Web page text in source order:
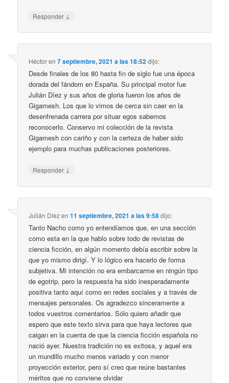
Responder ↓
Héctoren7 septiembre, 2021 a las 18:52dijo:
Desde finales de los 80 hasta fin de siglo fue una época
dorada del fándom en España. Su principal motor fue
Julián Díez y sus años de gloria fueron los años de
Gigamesh. Los que lo vimos de cerca sin caer en la
desenfrenada carrera por situar egos sabemos
reconocerlo. Conservo mi colección de la revista
Gigamesh con cariño y con la certeza de haber sido
ejemplo para muchas publicaciones posteriores.
Responder ↓
Julián Díezen11 septiembre, 2021 a las 9:58dijo:
Tanto Nacho como yo entendíamos que, en una sección
como esta en la que hablo sobre todo de revistas de
ciencia ficción, en algún momento debía escribir sobre la
que yo mismo dirigí. Y lo lógico era hacerlo de forma
subjetiva. Mi intención no era embarcarme en ningún tipo
de egotrip, pero la respuesta ha sido inesperadamente
positiva tanto aquí como en redes sociales y a través de
mensajes personales. Os agradezco sinceramente a
todos vuestros comentarios. Sólo quiero añadir que
espero que este texto sirva para que haya lectores que
caigan en la cuenta de que la ciencia ficción española no
nació ayer. Nuestra tradición no es exitosa, y aquel era
un mundillo mucho menos variado y con menor
proyección exterior, pero sí creo que reúne bastantes
méritos que no conviene olvidar